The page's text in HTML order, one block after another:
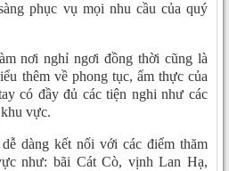
phục vụ mọi nhu cầu của quý
nơi nghỉ ngơi đồng thời cũng là
thêm về phong tục, ẩm thực của
có đầy đủ các tiện nghi như các
vực.
dàng kết nối với các điểm thăm
như: bãi Cát Cò, vịnh Lan Hạ,